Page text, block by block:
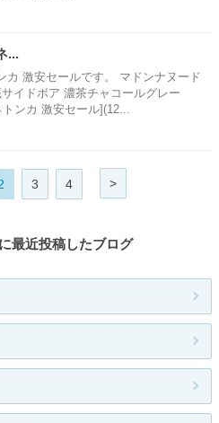
...
カ 激安セールです。 マドンナヌード
イドボア 濃茶チャコールグレー
ンカ 激安セール](12...
3 4 >
最近投稿したブログ